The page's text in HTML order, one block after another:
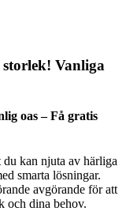
Vanliga
oas – Få gratis
kan njuta av härliga
smarta lösningar.
avgörande för att
och dina behov.